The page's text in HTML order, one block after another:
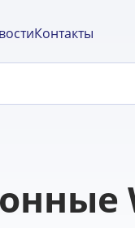
Контакты